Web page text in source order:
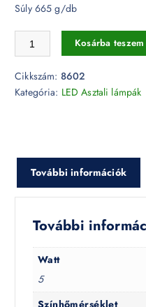
Súly 665 g/db
5W LED asztali lámpa
Kosárba teszem
Cikkszám: 8602
Kategória: LED Asztali lámpák
További információk
További
Watt
5